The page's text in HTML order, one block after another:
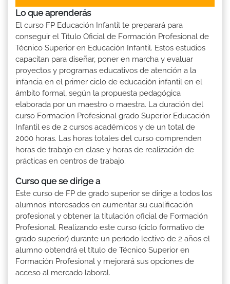
Lo que aprenderás
El curso FP Educación Infantil te preparará para
conseguir el Título Oficial de Formación Profesional de
Técnico Superior en Educación Infantil. Estos estudios
capacitan para diseñar, poner en marcha y evaluar
proyectos y programas educativos de atención a la
infancia en el primer ciclo de educación infantil en el
ámbito formal, según la propuesta pedagógica
elaborada por un maestro o maestra. La duración del
curso Formacion Profesional grado Superior Educación
Infantil es de 2 cursos académicos y de un total de
2000 horas. Las horas totales del curso comprenden
horas de trabajo en clase y horas de realización de
prácticas en centros de trabajo.
Curso que se dirige a
Este curso de FP de grado superior se dirige a todos los
alumnos interesados en aumentar su cualificación
profesional y obtener la titulación oficial de Formación
Profesional. Realizando este curso (ciclo formativo de
grado superior) durante un período lectivo de 2 años el
alumno obtendrá el título de Técnico Superior en
Formación Profesional y mejorará sus opciones de
acceso al mercado laboral.